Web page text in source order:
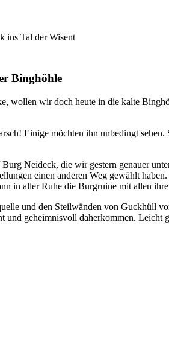
ins Tal der Wisent
Binghöhle
wollen wir doch heute in die kalte
Einige möchten ihn unbedingt
Neideck, die wir gestern genauer
einen anderen Weg gewählt
in aller Ruhe die Burgruine mit allen
und den Steilwänden von
und geheimnisvoll daherkommen.